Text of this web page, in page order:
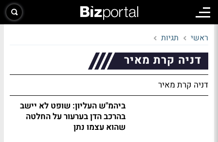
ראשי תגיות
דניה קרת מאיר
דניה קרת מאיר
ביהמ"ש העליון: שופט לא יישב
בהרכב הדן בערעור על החלטה
שהוא עצמו נתן